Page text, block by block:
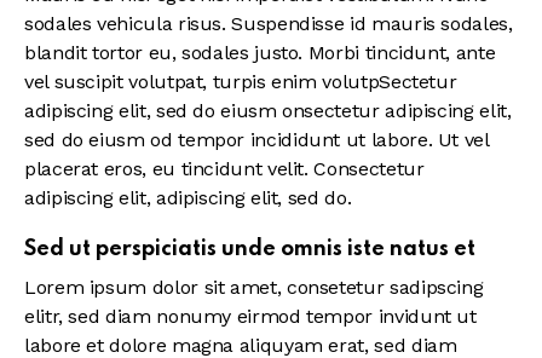
sodales vehicula risus. Suspendisse id mauris sodales,
blandit tortor eu, sodales justo. Morbi tincidunt, ante
vel suscipit volutpat, turpis enim volutpSectetur
adipiscing elit, sed do eiusm onsectetur adipiscing elit,
sed do eiusm od tempor incididunt ut labore. Ut vel
placerat eros, eu tincidunt velit. Consectetur
adipiscing elit, adipiscing elit, sed do.
Sed ut perspiciatis unde omnis iste natus et
Lorem ipsum dolor sit amet, consetetur sadipscing
elitr, sed diam nonumy eirmod tempor invidunt ut
labore et dolore magna aliquyam erat, sed diam